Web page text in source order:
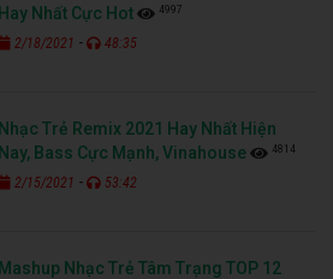
Hay Nhất Cực Hot
4997
2/18/2021 - 48:35
Nhạc Trẻ Remix 2021 Hay Nhất Hiện
Nay, Bass Cực Mạnh, Vinahouse
4814
2/15/2021 - 53:42
Mashup Nhạc Trẻ Tâm Trạng TOP 12